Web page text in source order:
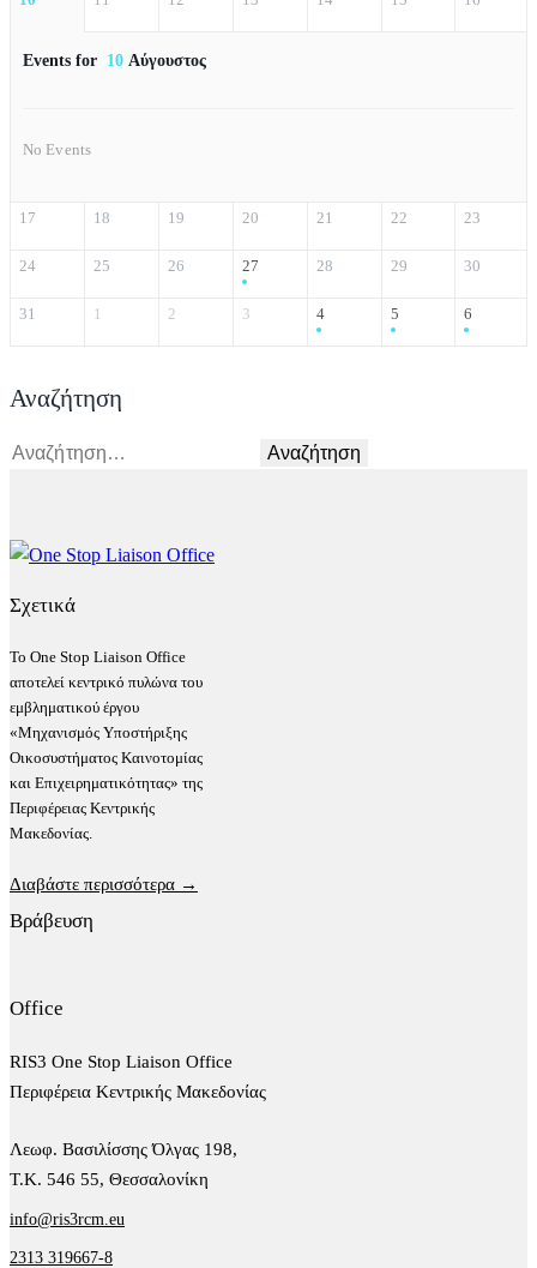
Events for 10 Αύγουστος
No Events
17 18 19 20 21 22 23
24 25 26 27 28 29 30
31 1 2 3 4 5 6
Αναζήτηση
Σχετικά
Το One Stop Liaison Office
αποτελεί κεντρικό πυλώνα του
εμβληματικού έργου
«Μηχανισμός Υποστήριξης
Οικοσυστήματος Καινοτομίας
και Επιχειρηματικότητας» της
Περιφέρειας Κεντρικής
Μακεδονίας.
Διαβάστε περισσότερα →
Βράβευση
Office
RIS3 One Stop Liaison Office
Περιφέρεια Κεντρικής Μακεδονίας
Λεωφ. Βασιλίσσης Όλγας 198,
Τ.Κ. 546 55, Θεσσαλονίκη
info@ris3rcm.eu
2313 319667-8